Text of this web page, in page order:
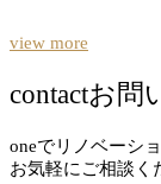
view more
contactお問
oneでリノベーシ
お気軽にご相談く